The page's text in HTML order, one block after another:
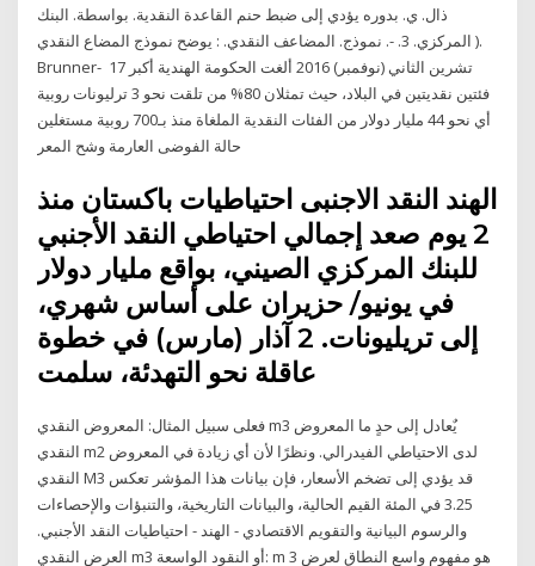
ذال. ي. بدوره يؤدي إلى ضبط حنم القاعدة النقدية. بواسطة. البنك
المركزي. 3. -. نموذج. المضاعف النقدي. : يوضح نموذج المضاع النقدي ).
Brunner- 17 تشرين الثاني (نوفمبر) 2016 ألغت الحكومة الهندية أكبر
فئتين نقديتين في البلاد، حيث تمثلان 80% من تلقت نحو 3 ترليونات روبية
أي نحو 44 مليار دولار من الفئات النقدية الملغاة منذ بـ700 روبية مستغلين
حالة الفوضى العارمة وشح المعر
الهند النقد الاجنبى احتياطيات باكستان منذ
2 يوم صعد إجمالي احتياطي النقد الأجنبي
للبنك المركزي الصيني، بواقع مليار دولار
في يونيو/ حزيران على أساس شهري،
إلى تريليونات. 2 آذار (مارس) في خطوة
عاقلة نحو التهدئة، سلمت
فعلى سبيل المثال: المعروض النقدي m3 يٌعادل إلى حدٍ ما المعروض
النقدي m2 لدى الاحتياطي الفيدرالي. ونظرًا لأن أي زيادة في المعروض
النقدي M3 قد يؤدي إلى تضخم الأسعار، فإن بيانات هذا المؤشر تعكس
3.25 في المئة القيم الحالية، والبيانات التاريخية، والتنبؤات والإحصاءات
والرسوم البيانية والتقويم الاقتصادي - الهند - احتياطيات النقد الأجنبي.
العرض النقدي m3 أو النقود الواسعة: m 3 هو مفهوم واسع النطاق لعرض